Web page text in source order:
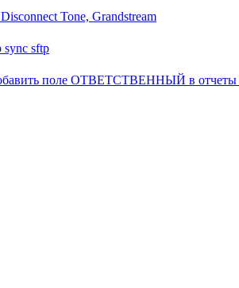
Tone, Grandstream
sync sftp
поле ОТВЕТСТВЕННЫЙ в отчеты